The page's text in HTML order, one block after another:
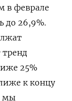
в феврале
до 26,9%.
25%
к концу
мы